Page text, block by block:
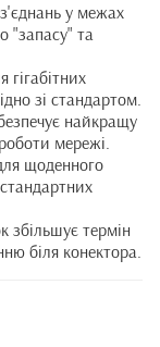
у межах
"запасу" та
зі стандартом.
найкращу
мережі.
щоденного
збільшує термін
біля конектора.